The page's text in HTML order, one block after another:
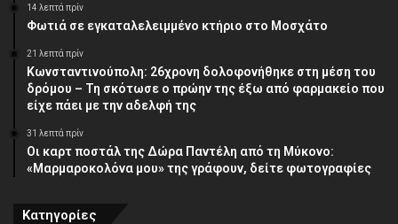
14 λεπτά πρίν
Φωτιά σε εγκαταλελειμμένο κτήριο στο Μοσχάτο
21 λεπτά πρίν
Κωνσταντινούπολη: 26χρονη δολοφονήθηκε στη μέση του
δρόμου – Τη σκότωσε ο πρώην της έξω από φαρμακείο που
είχε πάει με την αδελφή της
31 λεπτά πρίν
Οι καρτ ποστάλ της Δώρα Παντέλη από τη Μύκονο:
«Μαρμαροκολόνα μου» της γράφουν, δείτε φωτογραφίες
Κατηγορίες